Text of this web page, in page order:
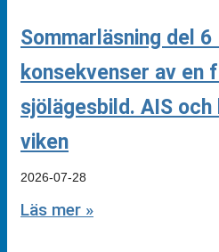
Sommarläsning del 6
konsekvenser av en
sjölägesbild. AIS
viken
2026-07-28
Läs mer »